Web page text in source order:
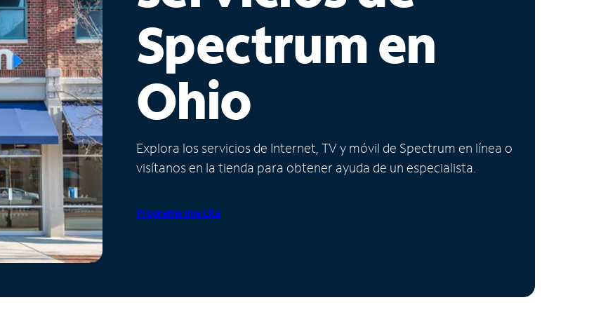
Spectrum en
Ohio
Explora los servicios de Internet, TV y móvil de Spectrum en línea o
visítanos en la tienda para obtener ayuda de un especialista.
Programa una cita